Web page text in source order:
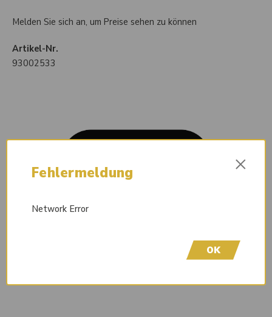
Melden Sie sich an, um Preise sehen zu können
Artikel-Nr.
93002533
Fehlermeldung ×
Network Error
OK